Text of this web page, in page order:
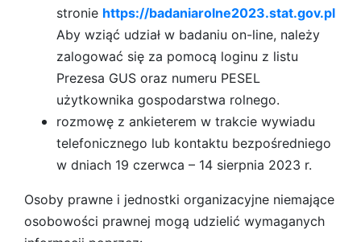
stronie https://badaniarolne2023.stat.gov.pl
Aby wziąć udział w badaniu on-line, należy
zalogować się za pomocą loginu z listu
Prezesa GUS oraz numeru PESEL
użytkownika gospodarstwa rolnego.
rozmowę z ankieterem w trakcie wywiadu
telefonicznego lub kontaktu bezpośredniego
w dniach 19 czerwca – 14 sierpnia 2023 r.
Osoby prawne i jednostki organizacyjne niemające
osobowości prawnej mogą udzielić wymaganych